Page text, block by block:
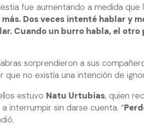
fue aumentando a medida que
más. Dos veces intenté hablar y
Cuando un burro habla, el otro
sorprendieron a sus
que no existía una intención de
estuvo Natu Urtubias, quien
a interrumpir sin darse cuenta. “